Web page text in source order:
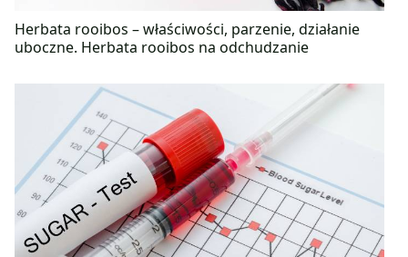
Herbata rooibos – właściwości, parzenie, działanie
uboczne. Herbata rooibos na odchudzanie